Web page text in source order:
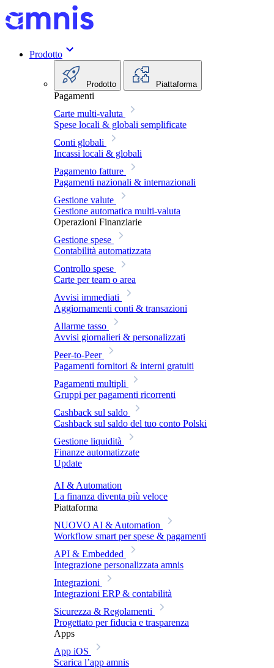
Prodotto
Prodotto Piattaforma
Pagamenti
Carte multi-valuta
Spese locali & globali semplificate
Conti globali
Incassi locali & globali
Pagamento fatture
Pagamenti nazionali & internazionali
Gestione valute
Gestione automatica multi-valuta
Operazioni Finanziarie
Gestione spese
Contabilità automatizzata
Controllo spese
Carte per team o area
Avvisi immediati
Aggiornamenti conti & transazioni
Allarme tasso
Avvisi giornalieri & personalizzati
Peer-to-Peer
Pagamenti fornitori & interni gratuiti
Pagamenti multipli
Gruppi per pagamenti ricorrenti
Cashback sul saldo
Cashback sul saldo del tuo conto Polski
Gestione liquidità
Finanze automatizzate
Update
AI & Automation
La finanza diventa più veloce
Piattaforma
NUOVO AI & Automation
Workflow smart per spese & pagamenti
API & Embedded
Integrazione personalizzata amnis
Integrazioni
Integrazioni ERP & contabilità
Sicurezza & Regolamenti
Progettato per fiducia e trasparenza
Apps
App iOS
Scarica l’app amnis